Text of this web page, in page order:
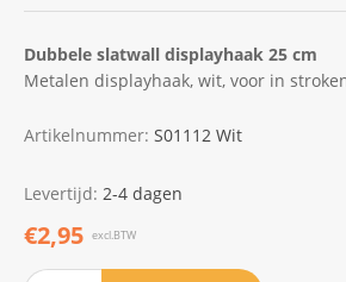
Dubbele slatwall displayhaak 25 cm
Metalen displayhaak, wit, voor in
Artikelnummer: S01112 Wit
Levertijd: 2-4 dagen
€2,95 excl.BTW